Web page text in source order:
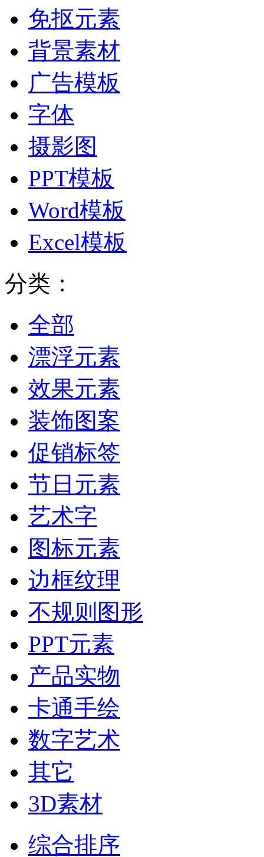
免抠元素
背景素材
广告模板
字体
摄影图
PPT模板
Word模板
Excel模板
分类：
全部
漂浮元素
效果元素
装饰图案
促销标签
节日元素
艺术字
图标元素
边框纹理
不规则图形
PPT元素
产品实物
卡通手绘
数字艺术
其它
3D素材
综合排序